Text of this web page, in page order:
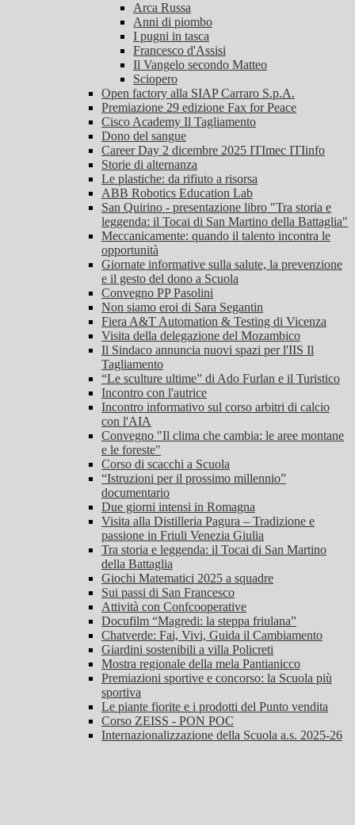
Arca Russa
Anni di piombo
I pugni in tasca
Francesco d'Assisi
Il Vangelo secondo Matteo
Sciopero
Open factory alla SIAP Carraro S.p.A.
Premiazione 29 edizione Fax for Peace
Cisco Academy Il Tagliamento
Dono del sangue
Career Day 2 dicembre 2025 ITImec ITIinfo
Storie di alternanza
Le plastiche: da rifiuto a risorsa
ABB Robotics Education Lab
San Quirino - presentazione libro "Tra storia e
leggenda: il Tocai di San Martino della Battaglia"
Meccanicamente: quando il talento incontra le
opportunità
Giornate informative sulla salute, la prevenzione
e il gesto del dono a Scuola
Convegno PP Pasolini
Non siamo eroi di Sara Segantin
Fiera A&T Automation & Testing di Vicenza
Visita della delegazione del Mozambico
Il Sindaco annuncia nuovi spazi per l'IIS Il
Tagliamento
“Le sculture ultime” di Ado Furlan e il Turistico
Incontro con l'autrice
Incontro informativo sul corso arbitri di calcio
con l'AIA
Convegno "Il clima che cambia: le aree montane
e le foreste"
Corso di scacchi a Scuola
“Istruzioni per il prossimo millennio”
documentario
Due giorni intensi in Romagna
Visita alla Distilleria Pagura – Tradizione e
passione in Friuli Venezia Giulia
Tra storia e leggenda: il Tocai di San Martino
della Battaglia
Giochi Matematici 2025 a squadre
Sui passi di San Francesco
Attività con Confcooperative
Docufilm “Magredi: la steppa friulana”
Chatverde: Fai, Vivi, Guida il Cambiamento
Giardini sostenibili a villa Policreti
Mostra regionale della mela Pantianicco
Premiazioni sportive e concorso: la Scuola più
sportiva
Le piante fiorite e i prodotti del Punto vendita
Corso ZEISS - PON POC
Internazionalizzazione della Scuola a.s. 2025-26